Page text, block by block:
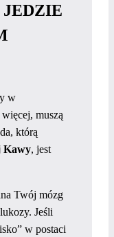
JEDZIE
w
muszą
którą
Kawy, jest
Twój mózg
Jeśli
w postaci